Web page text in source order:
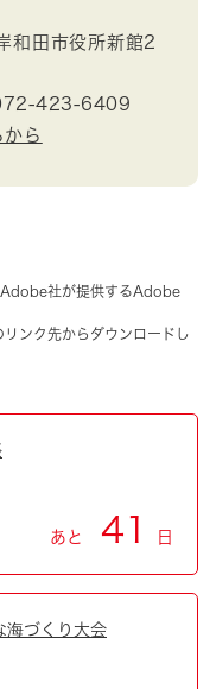
和田市役所新館2
423-6409
ら
Adobe社が提供するAdobe
ンク先からダウンロードし
あと 41 日
海づくり大会